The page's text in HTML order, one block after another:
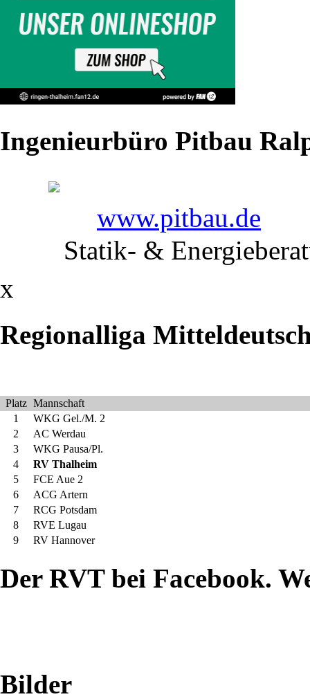
Ingenieurbüro Pitbau
www.pitbau.de
Statik- &
x
Regionalliga
Platz Mannschaft
1
WKG Gel./M. 2
2
AC Werdau
3
WKG Pausa/Pl.
4
RV Thalheim
5
FCE Aue 2
6
ACG Artern
7
RCG Potsdam
8
RVE Lugau
9
RV Hannover
Der RVT bei Facebook.
Bilder
Blues
Heimauftakt:
Lugauer
Ringer
obenauf
16:14
hat
sich
Regionalliga-
Aufsteiger
Lugau
am
Samstagabend
beim
durchgesetzt